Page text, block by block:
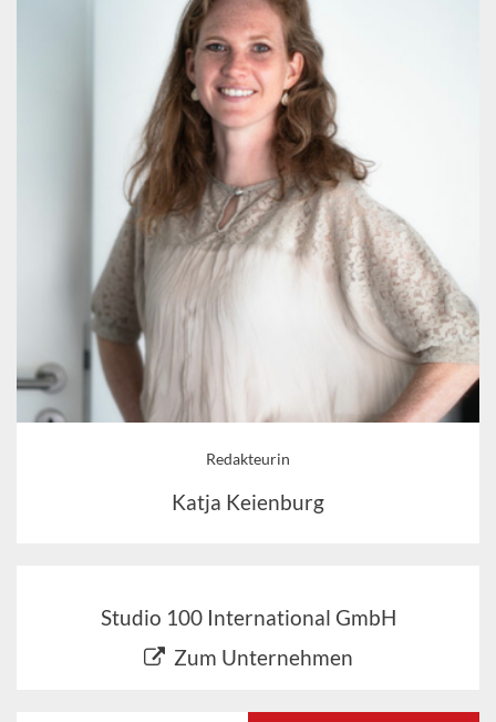
Redakteurin
Katja Keienburg
Studio 100 International GmbH
Zum Unternehmen